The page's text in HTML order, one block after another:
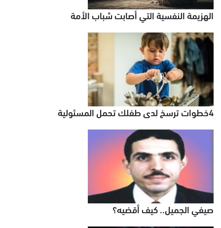
الهزيمة النفسية التي أصابت شباب الأمة
4خطوات ترسخ لدى طفلك تحمل المسئولية
صيفي الجميل.. كيف أقضيه؟